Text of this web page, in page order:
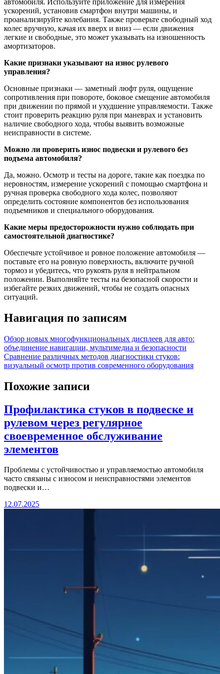
автомобиля. Используйте приложение для измерения
ускорений, установив смартфон внутри машины, и
проанализируйте колебания. Также проверьте свободный ход
колес вручную, качая их вверх и вниз — если движения
легкие и свободные, это может указывать на изношенность
амортизаторов.
Какие признаки указывают на износ рулевого
управления?
Основные признаки — заметный люфт руля, ощущение
сопротивления при повороте, боковое смещение автомобиля
при движении по прямой и ухудшение управляемости. Также
стоит проверить реакцию руля при маневрах и установить
наличие свободного хода, чтобы выявить возможные
неисправности в системе.
Можно ли проверить износ подвески и рулевого без
подъема автомобиля?
Да, можно. Осмотр и тесты на дороге, такие как поездка по
неровностям, измерение ускорений с помощью смартфона и
ручная проверка свободного хода колес, позволяют
определить состояние компонентов без использования
подъемников и специального оборудования.
Какие меры предосторожности нужно соблюдать при
самостоятельной диагностике?
Обеспечьте устойчивое и ровное положение автомобиля —
поставьте его на ровную поверхность, включите ручной
тормоз и убедитесь, что рукоять руля в нейтральном
положении. Выполняйте тесты на безопасной скорости и
избегайте резких движений, чтобы не создать опасных
ситуаций.
Навигация по записям
Обзор новых многофункциональных дисплеев для авто:
объединение навигации, мультимедиа и безопасности
Сравнение различных методов диагностики стуков:
визуальный осмотр против современного оборудования
Похожие записи
Профилактика стуков в подвеске и
рулевом через регулярное
своевременное обслуживание
элементов
Проблемы с устойчивостью и управляемостью автомобиля
часто связаны с износом и неисправностями элементов
подвески и…
12.07.2025